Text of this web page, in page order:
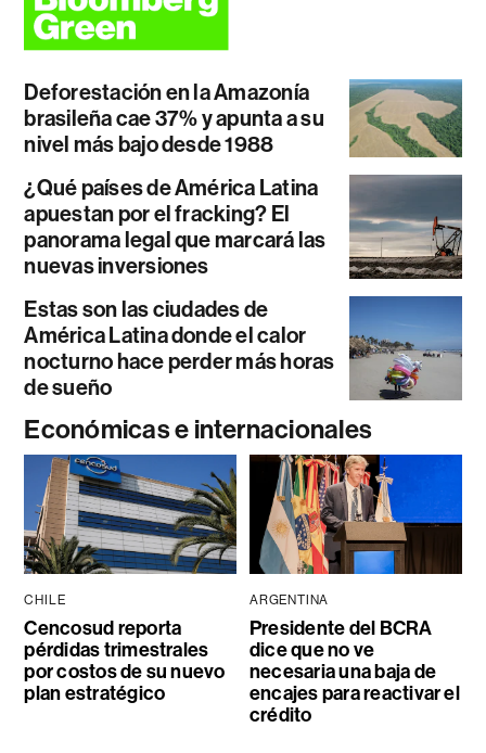
Deforestación en la Amazonía
brasileña cae 37% y apunta a su
nivel más bajo desde 1988
¿Qué países de América Latina
apuestan por el fracking? El
panorama legal que marcará las
nuevas inversiones
Estas son las ciudades de
América Latina donde el calor
nocturno hace perder más horas
de sueño
Económicas e internacionales
CHILE
Cencosud reporta
pérdidas trimestrales
por costos de su nuevo
plan estratégico
ARGENTINA
Presidente del BCRA
dice que no ve
necesaria una baja de
encajes para reactivar el
crédito